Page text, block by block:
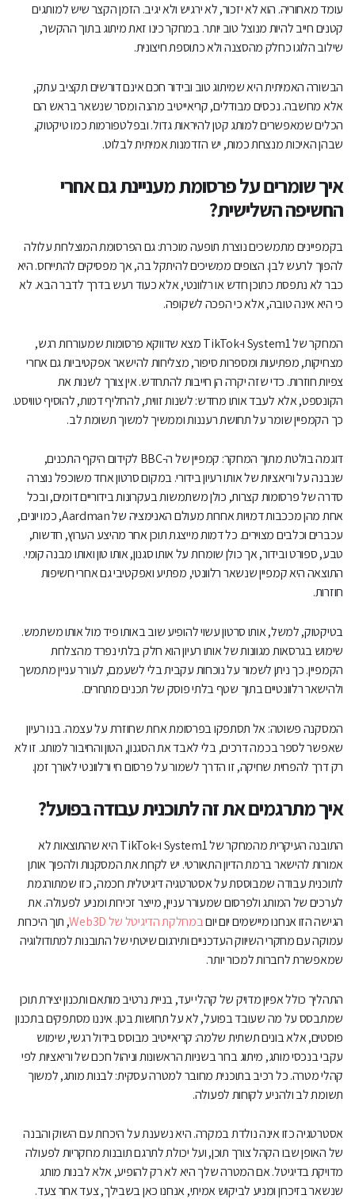
עומד מאחוריה. הוא לא יזכור, לא ירגיש ולא יגיב. הזמן הקצר שיש למותגים
קטנים חייב להיות מנוצל טוב יותר. במחקר כינו זאת מיתוג בתוך ההקשר,
שילוב הלוגו כחלק מהסצנה ולא כתוספת חיצונית.
הבשורה האמיתית היא שמיתוג טוב ובידור חכם אינם דורשים תקציב עתק,
אלא מחשבה. נכסים מבודלים, קריאייטיב מהנה ומסר שנשאר בראש הם
הכלים שמאפשרים למותג קטן להיראות גדול. ובפלטפורמות כמו טיקטוק,
שבהן האיכות מנצחת כמות, יש הזדמנות אמיתית לבלוט.
איך שומרים על פרסומת מעניינת גם אחרי
החשיפה השלישית?
בקמפיינים מתמשכים נוצרת תופעה מוכרת: גם הפרסומת המוצלחת עלולה
להפוך לרעש לבן. הצופים ממשיכים להיתקל בה, אך מפסיקים להתייחס. היא
כבר לא נתפסת כתוכן חדש או רלוונטי, אלא כעוד רעש בדרך לדבר הבא. לא
כי היא אינה טובה, אלא כי הפכה לשקופה.
המחקר של System1 ו-TikTok מצא שדווקא פרסומות שמעוררות רגש,
מצחיקות, מפתיעות ומספרות סיפור, מצליחות להישאר אפקטיביות גם אחרי
צפיות חוזרות. כדי שזה יקרה הן חייבות להתחדש. אין צורך לשנות את
הקונספט, אלא לעבד אותו מחדש: לשנות זווית, להחליף דמות, להוסיף טוויסט.
כך הקמפיין שומר על תחושת רעננות וממשיך למשוך תשומת לב.
דוגמה בולטת מתוך המחקר: קמפיין של ה-BBC לקידום היקף התכנים,
שנבנה על וריאציות של אותו רעיון בידורי. במקום סרטון אחד משוכפל נוצרה
סדרה של פרסומות קצרות, כולן משתמשות בעקרונות בידוריים דומים, ובכל
אחת מהן מככבות דמויות אחרות מעולם האנימציה של Aardman, כמו יונים,
עכברים וכלבים מצוירים. כל דמות מייצגת תוכן אחר מהיצע הערוץ, חדשות,
טבע, ספורט ובידור, אך כולן שומרות על אותו סגנון, אותו טון ואותו מבנה קומי.
התוצאה היא קמפיין שנשאר רלוונטי, מפתיע ואפקטיבי גם אחרי חשיפות
חוזרות.
בטיקטוק, למשל, אותו סרטון עשוי להופיע שוב באותו פיד מול אותו משתמש.
שימוש בגרסאות מגוונות של אותו רעיון הוא חלק בלתי נפרד מהצלחת
הקמפיין. כך ניתן לשמור על נוכחות עקבית בלי לשעמם, לעורר עניין מתמשך
ולהישאר רלוונטיים בתוך שטף בלתי פוסק של תכנים מתחרים.
המסקנה פשוטה: אל תסתפקו בפרסומת אחת שחוזרת על עצמה. בנו רעיון
שאפשר לספר בכמה דרכים, בלי לאבד את הסגנון, הטון והחיבור למותג. זו לא
רק דרך להפחית שחיקה, זו הדרך לשמור על פרסום חי ורלוונטי לאורך זמן.
איך מתרגמים את זה לתוכנית עבודה בפועל?
התובנה העיקרית מהמחקר של System1 ו-TikTok היא שהתוצאות לא
אמורות להישאר ברמת הדיון התאורטי. יש לקחת את המסקנות ולהפוך אותן
לתוכנית עבודה שמבוססת על אסטרטגיה דיגיטלית חכמה, כזו שמתורגמת
לערכים של המותג ולפרסום שמעורר עניין, מייצר זכירות ומניע לפעולה. את
הגישה הזו אנחנו מיישמים יום יוםבמחלקת הדיגיטל של Web3D
, תוך היכרות
עמוקה עם מחקרי השיווק העדכניים ותירגום שיטתי של התובנות למתודולוגיה
שמאפשרת לחברות למכור יותר.
התהליך כולל אפיון מדויק של קהלי יעד, בניית נרטיב מותאם ותכנון יצירת תוכן
שמתבסס על מה שעובד בפועל, לא על תחושות בטן. איננו מסתפקים בתכנון
פוסטים, אלא בונים תשתית שלמה: קריאייטיב מבוסס בידול רגשי, שימוש
עקבי בנכסי מותג, מיתוג ברור בשניות הראשונות וניהול חכם של וריאציות לפי
קהלי מטרה. כל רכיב בתוכנית מחובר למטרה עסקית: לבנות מותג, למשוך
תשומת לב ולהניע לקוחות לפעולה.
אסטרטגיה כזו אינה נולדת במקרה. היא נשענת על היכרות עם השוק והבנה
של האופן שבו הקהל צורך תוכן, ועל יכולת לתרגם תובנות מחקריות לפעולה
מדויקת בדיגיטל. אם המטרה שלך היא לא רק להופיע, אלא לבנות מותג
שנשאר בזיכרון ומניע לביקוש אמיתי, אנחנו כאן בשבילך, צעד אחר צעד.